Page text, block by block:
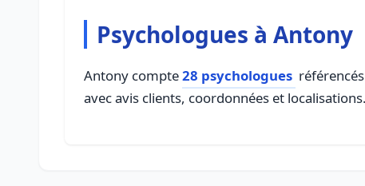
Psychologues à Antony
Antony compte28 psychologues
avec avis clients, coordonnées et localisations.